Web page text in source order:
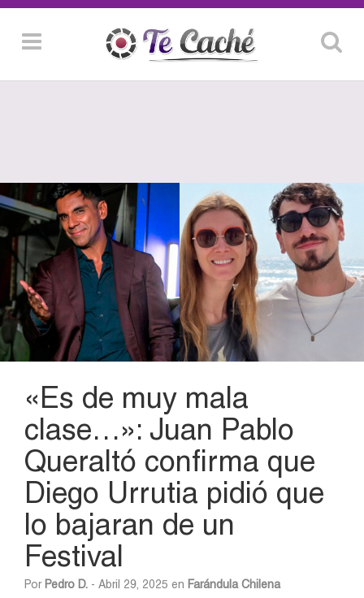
«Es de muy mala
clase…»: Juan Pablo
Queraltó confirma que
Diego Urrutia pidió que
lo bajaran de un
Festival
Por Pedro D. - Abril 29, 2025 en Farándula Chilena